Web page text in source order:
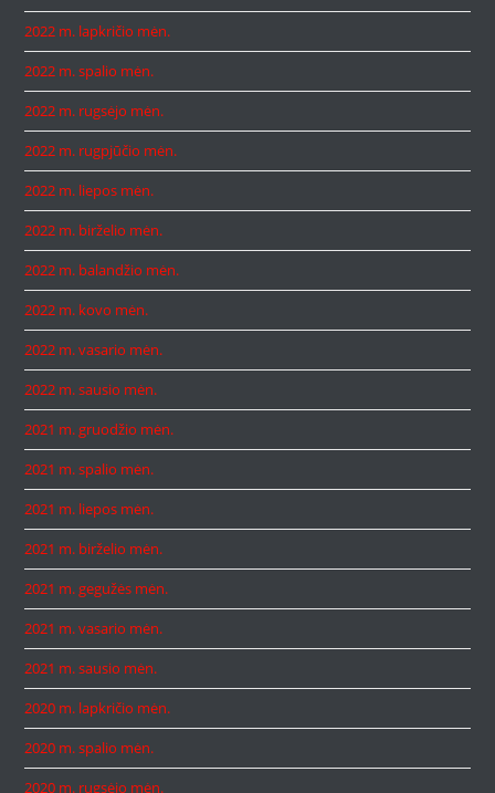
2022 m. lapkričio mėn.
2022 m. spalio mėn.
2022 m. rugsėjo mėn.
2022 m. rugpjūčio mėn.
2022 m. liepos mėn.
2022 m. birželio mėn.
2022 m. balandžio mėn.
2022 m. kovo mėn.
2022 m. vasario mėn.
2022 m. sausio mėn.
2021 m. gruodžio mėn.
2021 m. spalio mėn.
2021 m. liepos mėn.
2021 m. birželio mėn.
2021 m. gegužės mėn.
2021 m. vasario mėn.
2021 m. sausio mėn.
2020 m. lapkričio mėn.
2020 m. spalio mėn.
2020 m. rugsėjo mėn.